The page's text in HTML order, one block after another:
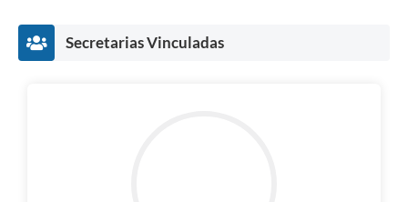
Secretarias Vinculadas